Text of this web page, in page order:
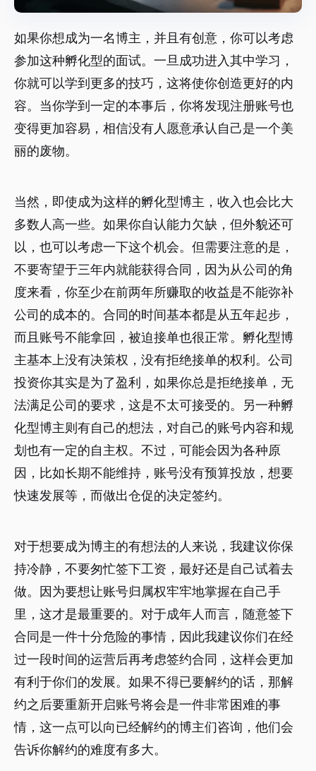
如果你想成为一名博主，并且有创意，你可以考虑
参加这种孵化型的面试。一旦成功进入其中学习，
你就可以学到更多的技巧，这将使你创造更好的内
容。当你学到一定的本事后，你将发现注册账号也
变得更加容易，相信没有人愿意承认自己是一个美
丽的废物。
当然，即使成为这样的孵化型博主，收入也会比大
多数人高一些。如果你自认能力欠缺，但外貌还可
以，也可以考虑一下这个机会。但需要注意的是，
不要寄望于三年内就能获得合同，因为从公司的角
度来看，你至少在前两年所赚取的收益是不能弥补
公司的成本的。合同的时间基本都是从五年起步，
而且账号不能拿回，被迫接单也很正常。孵化型博
主基本上没有决策权，没有拒绝接单的权利。公司
投资你其实是为了盈利，如果你总是拒绝接单，无
法满足公司的要求，这是不太可接受的。另一种孵
化型博主则有自己的想法，对自己的账号内容和规
划也有一定的自主权。不过，可能会因为各种原
因，比如长期不能维持，账号没有预算投放，想要
快速发展等，而做出仓促的决定签约。
对于想要成为博主的有想法的人来说，我建议你保
持冷静，不要匆忙签下工资，最好还是自己试着去
做。因为要想让账号归属权牢牢地掌握在自己手
里，这才是最重要的。对于成年人而言，随意签下
合同是一件十分危险的事情，因此我建议你们在经
过一段时间的运营后再考虑签约合同，这样会更加
有利于你们的发展。如果不得已要解约的话，那解
约之后要重新开启账号将会是一件非常困难的事
情，这一点可以向已经解约的博主们咨询，他们会
告诉你解约的难度有多大。